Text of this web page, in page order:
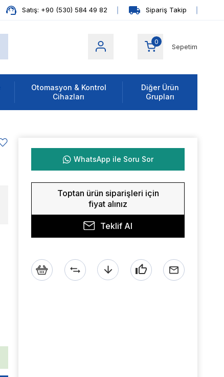
Satış: +90 (530) 584 49 82 Sipariş Takip
Sepetim
0
Otomasyon & Kontrol
Cihazları
Diğer Ürün
Grupları
WhatsApp ile Soru Sor
Toptan ürün siparişleri için
fiyat alınız
Teklif Al